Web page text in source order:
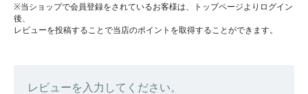
※当ショップで会員登録をされているお客様は、トップページよりログイン
後、
レビューを投稿することで当店のポイントを取得することができます。
レビューを入力してください。